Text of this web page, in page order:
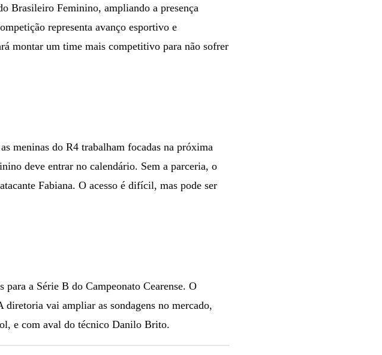
Brasileiro Feminino, ampliando a presença
representa avanço esportivo e
montar um time mais competitivo para não sofrer
meninas do R4 trabalham focadas na próxima
deve entrar no calendário. Sem a parceria, o
Fabiana. O acesso é difícil, mas pode ser
para a Série B do Campeonato Cearense. O
vai ampliar as sondagens no mercado,
e com aval do técnico Danilo Brito.